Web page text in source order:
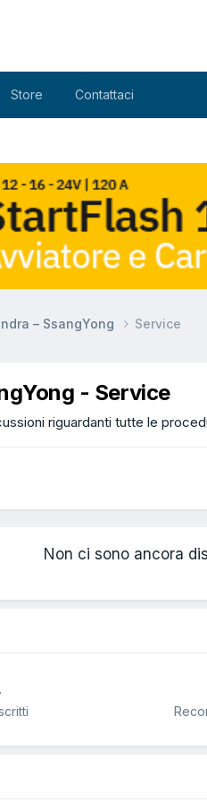
Store Contattaci
– SsangYong Service
- Service
riguardanti tutte le
Non ci sono ancora